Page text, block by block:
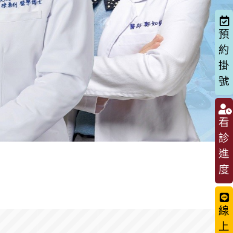
預
約
掛
號
看
診
進
度
線
上